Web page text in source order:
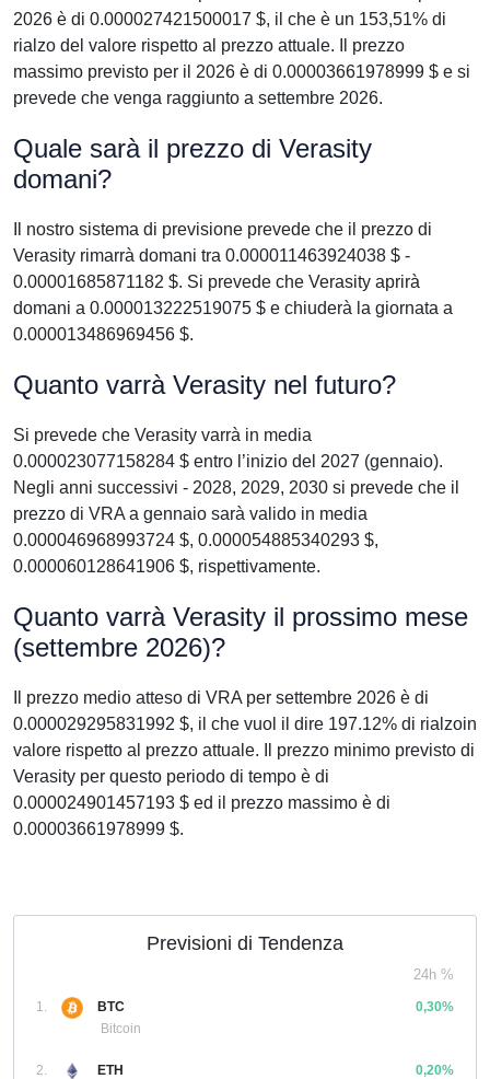
2026 è di 0.000027421500017 $, il che è un 153,51% di
rialzo del valore rispetto al prezzo attuale. Il prezzo
massimo previsto per il 2026 è di 0.00003661978999 $ e si
prevede che venga raggiunto a settembre 2026.
Quale sarà il prezzo di Verasity
domani?
Il nostro sistema di previsione prevede che il prezzo di
Verasity rimarrà domani tra 0.000011463924038 $ -
0.00001685871182 $. Si prevede che Verasity aprirà
domani a 0.000013222519075 $ e chiuderà la giornata a
0.000013486969456 $.
Quanto varrà Verasity nel futuro?
Si prevede che Verasity varrà in media
0.000023077158284 $ entro l’inizio del 2027 (gennaio).
Negli anni successivi - 2028, 2029, 2030 si prevede che il
prezzo di VRA a gennaio sarà valido in media
0.000046968993724 $, 0.000054885340293 $,
0.000060128641906 $, rispettivamente.
Quanto varrà Verasity il prossimo mese
(settembre 2026)?
Il prezzo medio atteso di VRA per settembre 2026 è di
0.000029295831992 $, il che vuol il dire 197.12% di rialzoin
valore rispetto al prezzo attuale. Il prezzo minimo previsto di
Verasity per questo periodo di tempo è di
0.000024901457193 $ ed il prezzo massimo è di
0.00003661978999 $.
Previsioni di Tendenza
24h %
1.
BTC
Bitcoin
0,30%
2.
ETH
0,20%